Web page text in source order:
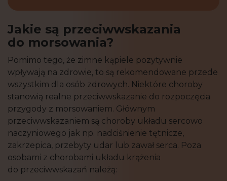
Jakie są przeciwwskazania
do morsowania?
Pomimo tego, że zimne kąpiele pozytywnie
wpływają na zdrowie, to są rekomendowane przede
wszystkim dla osób zdrowych. Niektóre choroby
stanowią realne przeciwwskazanie do rozpoczęcia
przygody z morsowaniem. Głównym
przeciwwskazaniem są choroby układu sercowo
naczyniowego jak np. nadciśnienie tętnicze,
zakrzepica, przebyty udar lub zawał serca. Poza
osobami z chorobami układu krążenia
do przeciwwskazań należą: